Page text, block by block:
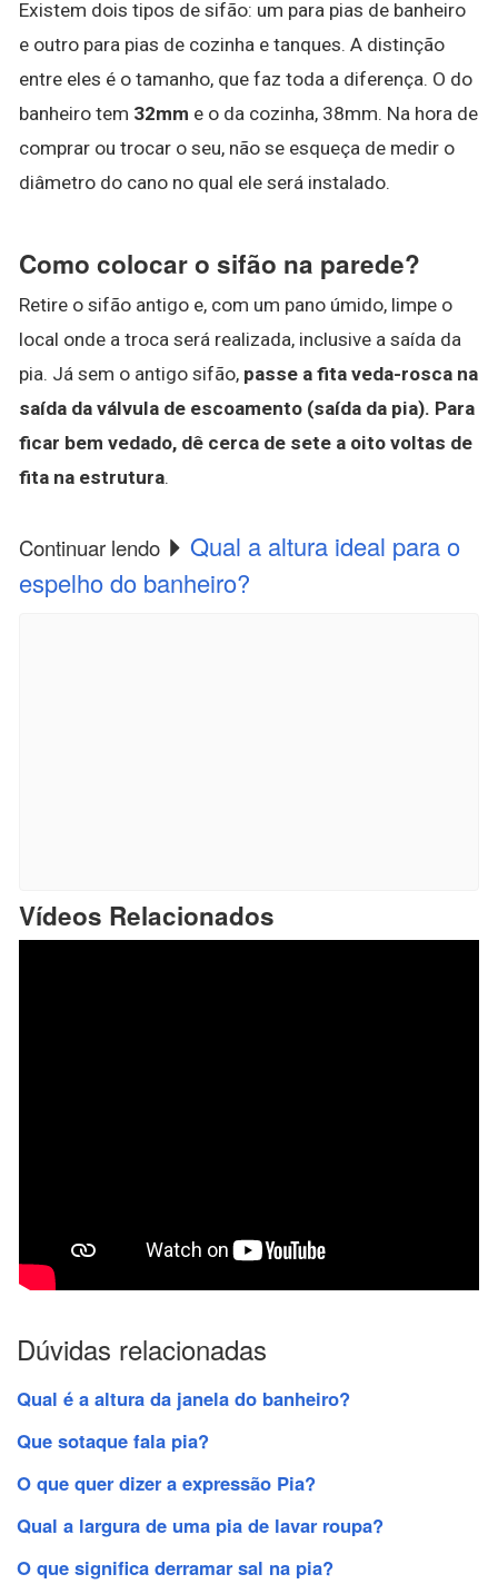
Existem dois tipos de sifão: um para pias de banheiro
e outro para pias de cozinha e tanques. A distinção
entre eles é o tamanho, que faz toda a diferença. O do
banheiro tem 32mm e o da cozinha, 38mm. Na hora de
comprar ou trocar o seu, não se esqueça de medir o
diâmetro do cano no qual ele será instalado.
Como colocar o sifão na parede?
Retire o sifão antigo e, com um pano úmido, limpe o
local onde a troca será realizada, inclusive a saída da
pia. Já sem o antigo sifão, passe a fita veda-rosca na
saída da válvula de escoamento (saída da pia). Para
ficar bem vedado, dê cerca de sete a oito voltas de
fita na estrutura.
Continuar lendo
Qual a altura ideal para o
espelho do banheiro?
Vídeos Relacionados
Dúvidas relacionadas
Qual é a altura da janela do banheiro?
Que sotaque fala pia?
O que quer dizer a expressão Pia?
Qual a largura de uma pia de lavar roupa?
O que significa derramar sal na pia?